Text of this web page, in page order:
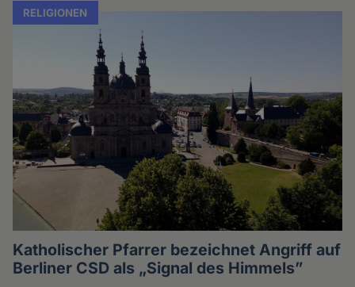
RELIGIONEN
Katholischer Pfarrer bezeichnet Angriff auf
Berliner CSD als „Signal des Himmels”